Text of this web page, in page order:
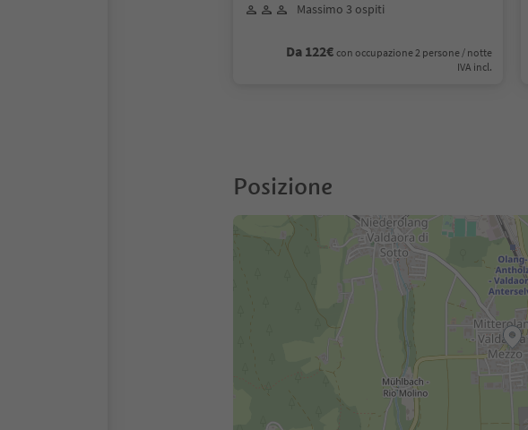
Massimo 3 ospiti
Da 122€ con occupazione 2 persone / notte
IVA incl.
Posizione